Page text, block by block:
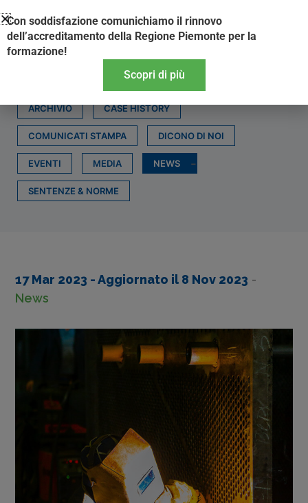
al
contenuto
ARCHIVIO CASE HISTORY
COMUNICATI STAMPA DICONO DI NOI
EVENTI MEDIA NEWS
SENTENZE & NORME
17 Mar 2023 - Aggiornato il 8 Nov 2023 -
News
Con soddisfazione comunichiamo il rinnovo
dell’accreditamento della Regione Piemonte per la
formazione!
Scopri di più